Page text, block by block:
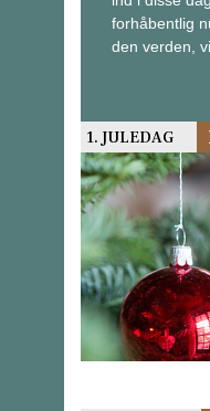
forhåbentlig
den verden,
1. JULEDAG